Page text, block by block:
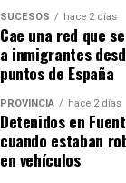
SUCESOS hace 2 días
Cae una red que
a inmigrantes
puntos de España
PROVINCIA hace 2 días
Detenidos en
cuando estaban
en vehículos